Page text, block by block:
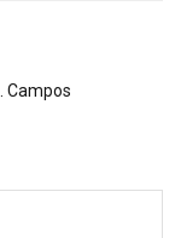
Campos